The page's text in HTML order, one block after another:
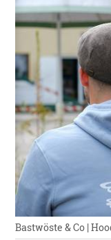
Bastwöste & Co |